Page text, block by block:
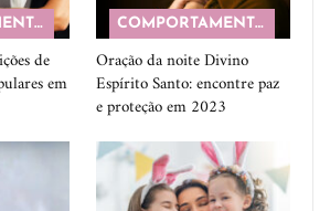
COMPORTAMENTO
de
em
COMPORTAMENTO
Oração da noite Divino
Espírito Santo: encontre paz
e proteção em 2023